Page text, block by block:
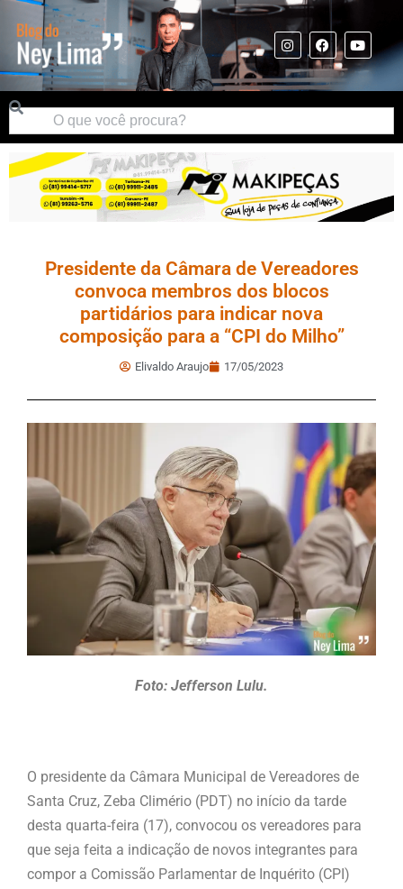
Presidente da Câmara de Vereadores
convoca membros dos blocos
partidários para indicar nova
composição para a “CPI do Milho”
Elivaldo Araujo 17/05/2023
Foto: Jefferson Lulu.
O presidente da Câmara Municipal de Vereadores de
Santa Cruz, Zeba Climério (PDT) no início da tarde
desta quarta-feira (17), convocou os vereadores para
que seja feita a indicação de novos integrantes para
compor a Comissão Parlamentar de Inquérito (CPI)